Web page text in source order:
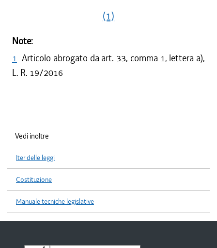
(1)
Note:
1 Articolo abrogato da art. 33, comma 1, lettera a),
L. R. 19/2016
Vedi inoltre
Iter delle leggi
Costituzione
Manuale tecniche legislative